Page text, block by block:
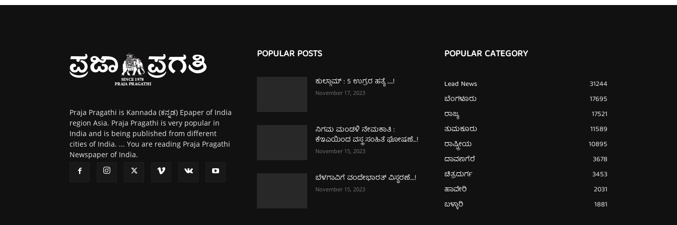
Praja Pragathi is Kannada (ಕನ್ನಡ) Epaper of India
region Asia. Praja Pragathi is very popular in
India and is being published from different
cities of India. ... You are reading Praja Pragathi
Newspaper of India.
POPULAR POSTS
ಕುಲ್ಗಾಮ್‌ : 5 ಉಗ್ರರ ಹತ್ಯೆ …..!
November 17, 2023
ನಿಗಮ ಮಂಡಳಿ ನೇಮಕಾತಿ :
ಕೆಇಎಯಿಂದ ವಸ್ತ್ರ ಸಂಹಿತೆ ಘೋಷಣೆ…!
November 15, 2023
ಬೆಳಗಾವಿಗೆ ವಂದೇಭಾರತ್‌ ವಿಸ್ಥರಣೆ….!
November 15, 2023
POPULAR CATEGORY
Lead News
31244
ಬೆಂಗಳೂರು
17695
ರಾಜ್ಯ
17521
ತುಮಕೂರು
11589
ರಾಷ್ಟ್ರೀಯ
10895
ದಾವಣಗೆರೆ
3678
ಚಿತ್ರದುರ್ಗ
3453
ಹಾವೇರಿ
2031
ಬಳ್ಳಾರಿ
1881